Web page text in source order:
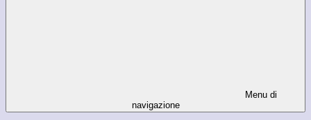
Menu di
navigazione